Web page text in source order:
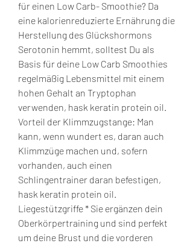
für einen Low Carb- Smoothie? Da
eine kalorienreduzierte Ernährung die
Herstellung des Glückshormons
Serotonin hemmt, solltest Du als
Basis für deine Low Carb Smoothies
regelmäßig Lebensmittel mit einem
hohen Gehalt an Tryptophan
verwenden, hask keratin protein oil.
Vorteil der Klimmzugstange: Man
kann, wenn wundert es, daran auch
Klimmzüge machen und, sofern
vorhanden, auch einen
Schlingentrainer daran befestigen,
hask keratin protein oil.
Liegestützgriffe * Sie ergänzen dein
Oberkörpertraining und sind perfekt
um deine Brust und die vorderen